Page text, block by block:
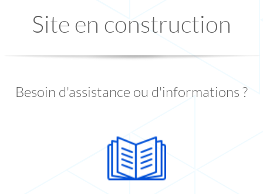
Site en construction
Besoin d'assistance ou d'informations ?